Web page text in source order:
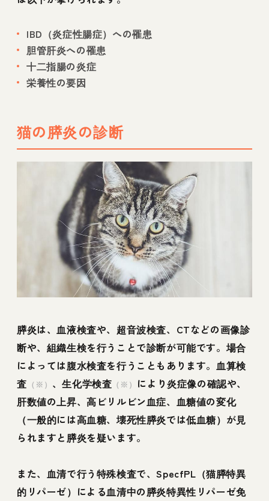
IBD（炎症性腸症）への罹患
胆管肝炎への罹患
十二指腸の炎症
栄養性の要因
猫の膵炎の診断
膵炎は、血液検査や、超音波検査、CTなどの画像診
断や、組織生検を行うことで診断が可能です。場合
によっては腹水検査を行うこともあります。血算検
査 （※） 、生化学検査 （※） により炎症像の確認や、
肝数値の上昇、高ビリルビン血症、血糖値の変化
（一般的には高血糖、壊死性膵炎では低血糖）が見
られますと膵炎を疑います。
また、血清で行う特殊検査で、SpecfPL（猫膵特異
的リパーゼ）による血清中の膵炎特異性リパーゼ免